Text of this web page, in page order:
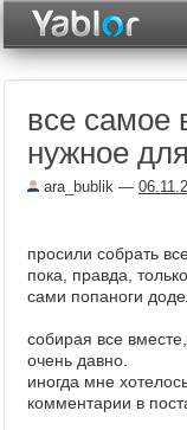
все самое
нужное
ara_bublik —
просили собрать
пока, правда,
сами попаноги
собирая все
очень давно.
иногда мне
комментарии в